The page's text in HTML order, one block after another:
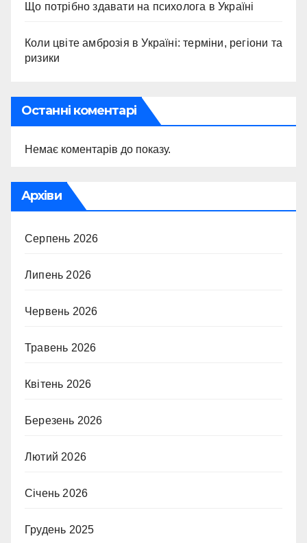
Що потрібно здавати на психолога в Україні
Коли цвіте амброзія в Україні: терміни, регіони та
ризики
Останні коментарі
Немає коментарів до показу.
Архіви
Серпень 2026
Липень 2026
Червень 2026
Травень 2026
Квітень 2026
Березень 2026
Лютий 2026
Січень 2026
Грудень 2025